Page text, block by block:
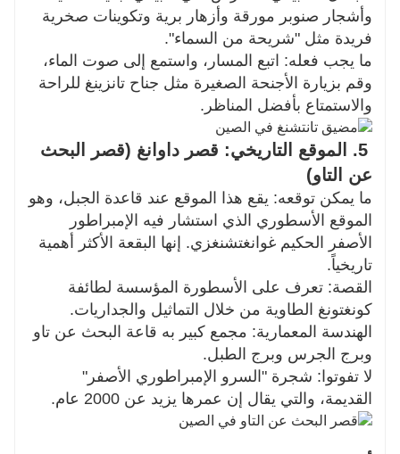
وأشجار صنوبر مورقة وأزهار برية وتكوينات صخرية
فريدة مثل "شريحة من السماء".
ما يجب فعله: اتبع المسار، واستمع إلى صوت الماء،
وقم بزيارة الأجنحة الصغيرة مثل جناح تانزينغ للراحة
والاستمتاع بأفضل المناظر.
5. الموقع التاريخي: قصر داوانغ (قصر البحث
عن التاو)
ما يمكن توقعه: يقع هذا الموقع عند قاعدة الجبل، وهو
الموقع الأسطوري الذي استشار فيه الإمبراطور
الأصفر الحكيم غوانغتشنغزي. إنها البقعة الأكثر أهمية
تاريخياً.
القصة: تعرف على الأسطورة المؤسسة لطائفة
كونغتونغ الطاوية من خلال التماثيل والجداريات.
الهندسة المعمارية: مجمع كبير به قاعة البحث عن تاو
وبرج الجرس وبرج الطبل.
لا تفوتوا: شجرة "السرو الإمبراطوري الأصفر"
القديمة، والتي يقال إن عمرها يزيد عن 2000 عام.